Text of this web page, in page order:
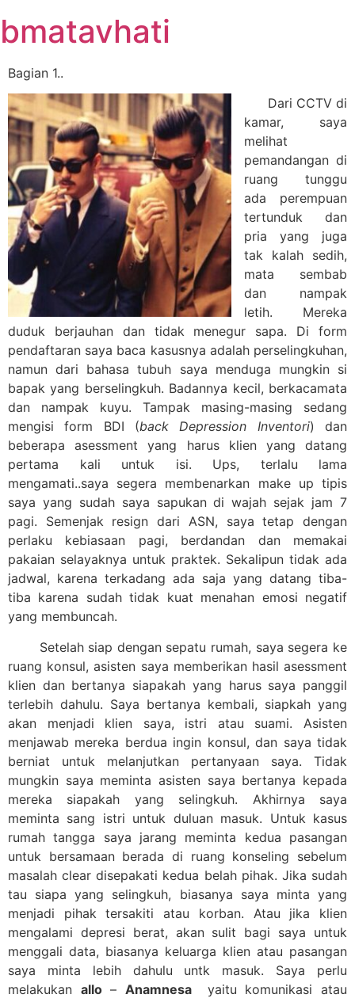
to
content
bmatavhati
Bagian 1..
Dari CCTV di
kamar, saya
melihat
pemandangan di
ruang tunggu
ada perempuan
tertunduk dan
pria yang juga
tak kalah sedih,
mata sembab
dan nampak
letih. Mereka
duduk berjauhan dan tidak menegur sapa. Di form
pendaftaran saya baca kasusnya adalah perselingkuhan,
namun dari bahasa tubuh saya menduga mungkin si
bapak yang berselingkuh. Badannya kecil, berkacamata
dan nampak kuyu. Tampak masing-masing sedang
mengisi form BDI (back Depression Inventori) dan
beberapa asessment yang harus klien yang datang
pertama kali untuk isi. Ups, terlalu lama
mengamati..saya segera membenarkan make up tipis
saya yang sudah saya sapukan di wajah sejak jam 7
pagi. Semenjak resign dari ASN, saya tetap dengan
perlaku kebiasaan pagi, berdandan dan memakai
pakaian selayaknya untuk praktek. Sekalipun tidak ada
jadwal, karena terkadang ada saja yang datang tiba-
tiba karena sudah tidak kuat menahan emosi negatif
yang membuncah.
Setelah siap dengan sepatu rumah, saya segera ke
ruang konsul, asisten saya memberikan hasil asessment
klien dan bertanya siapakah yang harus saya panggil
terlebih dahulu. Saya bertanya kembali, siapkah yang
akan menjadi klien saya, istri atau suami. Asisten
menjawab mereka berdua ingin konsul, dan saya tidak
berniat untuk melanjutkan pertanyaan saya. Tidak
mungkin saya meminta asisten saya bertanya kepada
mereka siapakah yang selingkuh. Akhirnya saya
meminta sang istri untuk duluan masuk. Untuk kasus
rumah tangga saya jarang meminta kedua pasangan
untuk bersamaan berada di ruang konseling sebelum
masalah clear disepakati kedua belah pihak. Jika sudah
tau siapa yang selingkuh, biasanya saya minta yang
menjadi pihak tersakiti atau korban. Atau jika klien
mengalami depresi berat, akan sulit bagi saya untuk
menggali data, biasanya keluarga klien atau pasangan
saya minta lebih dahulu untk masuk. Saya perlu
melakukan allo–Anamnesa yaitu komunikasi atau